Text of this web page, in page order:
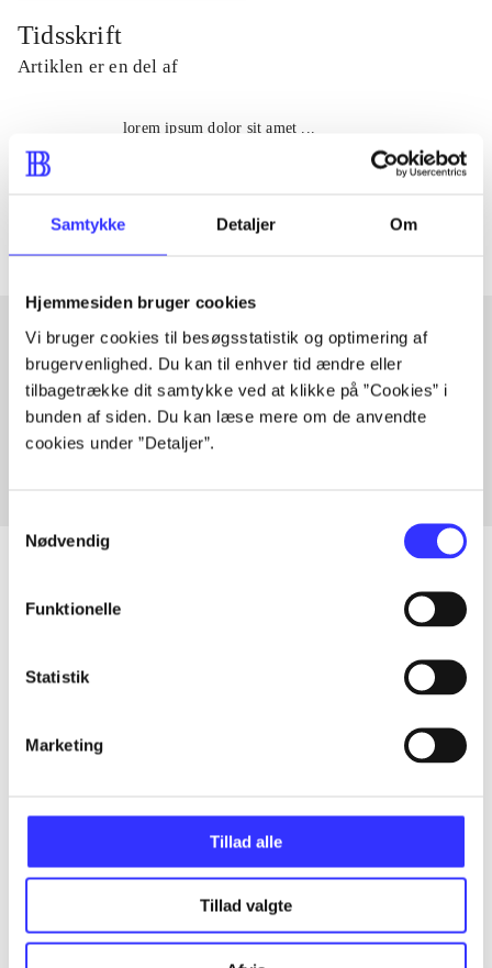
Samtykke Detaljer Om
Hjemmesiden bruger cookies
Vi bruger cookies til besøgsstatistik og optimering af
brugervenlighed. Du kan til enhver tid ændre eller
tilbagetrække dit samtykke ved at klikke på ”Cookies” i
bunden af siden. Du kan læse mere om de anvendte
cookies under ”Detaljer”.
Nødvendig
Funktionelle
Statistik
Marketing
Tillad alle
Tillad valgte
Tidsskrift
Artiklen er en del af
lorem ipsum dolor sit amet ...
Artikler med samme emner
Fra
...
...